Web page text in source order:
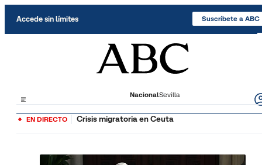
Accede sin límites Suscríbete a ABC
NacionalSevilla
EN DIRECTO Crisis migratoria en Ceuta